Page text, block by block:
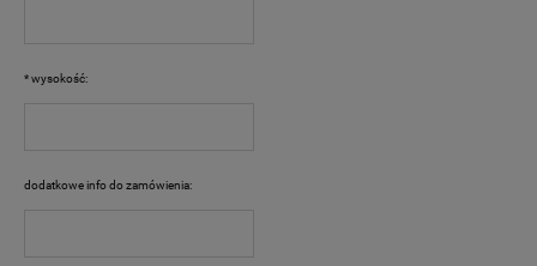
*wysokość:
dodatkowe info do zamówienia: